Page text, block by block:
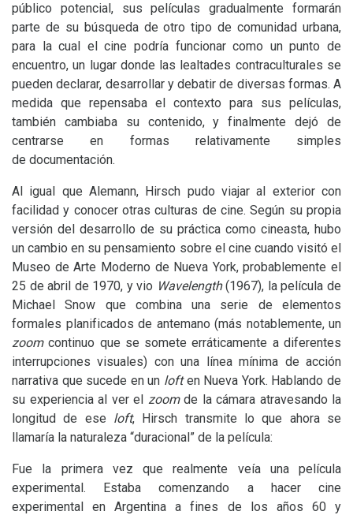
público potencial, sus películas gradualmente formarán
parte de su búsqueda de otro tipo de comunidad urbana,
para la cual el cine podría funcionar como un punto de
encuentro, un lugar donde las lealtades contraculturales se
pueden declarar, desarrollar y debatir de diversas formas. A
medida que repensaba el contexto para sus películas,
también cambiaba su contenido, y finalmente dejó de
centrarse en formas relativamente simples
de documentación.
Al igual que Alemann, Hirsch pudo viajar al exterior con
facilidad y conocer otras culturas de cine. Según su propia
versión del desarrollo de su práctica como cineasta, hubo
un cambio en su pensamiento sobre el cine cuando visitó el
Museo de Arte Moderno de Nueva York, probablemente el
25 de abril de 1970, y vio Wavelength(1967), la película de
Michael Snow que combina una serie de elementos
formales planificados de antemano (más notablemente, un
zoomcontinuo que se somete erráticamente a diferentes
interrupciones visuales) con una línea mínima de acción
narrativa que sucede en un loften Nueva York. Hablando de
su experiencia al ver el zoom de la cámara atravesando la
longitud de ese loft, Hirsch transmite lo que ahora se
llamaría la naturaleza “duracional” de la película:
Fue la primera vez que realmente veía una película
experimental. Estaba comenzando a hacer cine
experimental en Argentina a fines de los años 60 y